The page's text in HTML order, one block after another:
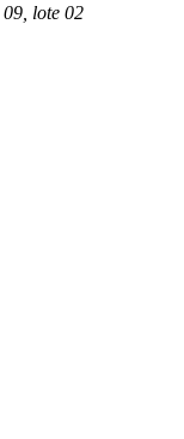
lote 02